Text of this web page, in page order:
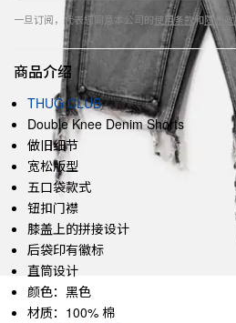
一旦订阅，代表您同意本公司的使用条款和隐私政
商品介绍
THUG CLUB
Double Knee Denim Shorts
做旧细节
宽松版型
五口袋款式
钮扣门襟
膝盖上的拼接设计
后袋印有徽标
直筒设计
颜色：黑色
材质：100% 棉